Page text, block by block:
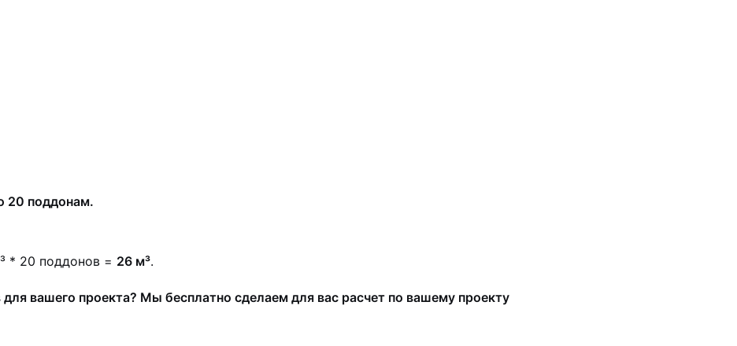
20 поддонам.
* 20 поддонов = 26 м³.
вашего проекта? Мы бесплатно сделаем для вас расчет по вашему проекту